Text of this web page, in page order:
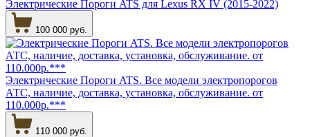
Электрические Пороги ATS для Lexus RX IV (2015-2022)
100 000 руб.
Электрические Пороги ATS. Все модели электропорогов
АТС, наличие, доставка, установка, обслуживание. от
110.000р.***
110 000 руб.